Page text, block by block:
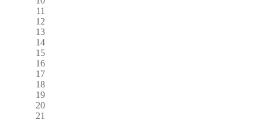
11
12
13
14
15
16
17
18
19
20
21